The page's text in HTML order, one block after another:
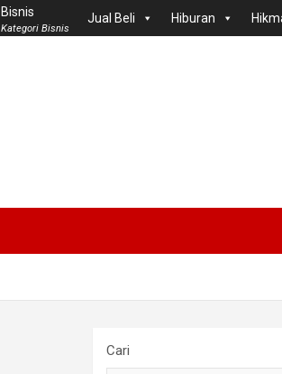
Bisnis
Kategori Bisnis
Jual Beli Hiburan
Cari